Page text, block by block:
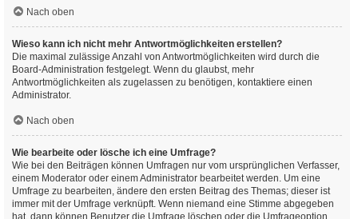
Nach oben
Wieso kann ich nicht mehr Antwortmöglichkeiten erstellen?
Die maximal zulässige Anzahl von Antwortmöglichkeiten wird durch die
Board-Administration festgelegt. Wenn du glaubst, mehr
Antwortmöglichkeiten als zugelassen zu benötigen, kontaktiere einen
Administrator.
Nach oben
Wie bearbeite oder lösche ich eine Umfrage?
Wie bei den Beiträgen können Umfragen nur vom ursprünglichen Verfasser,
einem Moderator oder einem Administrator bearbeitet werden. Um eine
Umfrage zu bearbeiten, ändere den ersten Beitrag des Themas; dieser ist
immer mit der Umfrage verknüpft. Wenn niemand eine Stimme abgegeben
hat, dann können Benutzer die Umfrage löschen oder die Umfrageoption